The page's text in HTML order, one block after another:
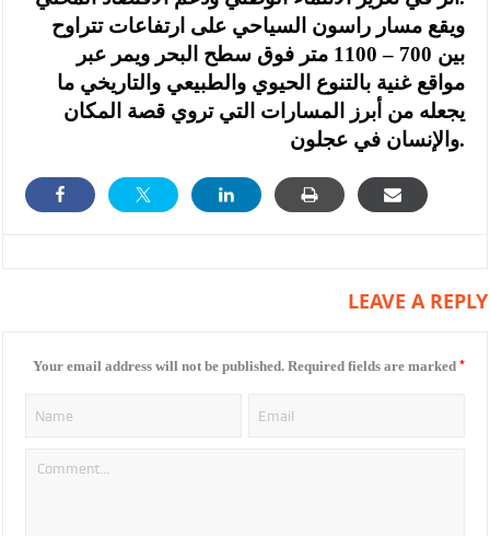
ويقع مسار راسون السياحي على ارتفاعات تتراوح
بين 700 – 1100 متر فوق سطح البحر ويمر عبر
مواقع غنية بالتنوع الحيوي والطبيعي والتاريخي ما
يجعله من أبرز المسارات التي تروي قصة المكان
والإنسان في عجلون.
LEAVE A REPLY
Your email address will not be published. Required fields are marked *